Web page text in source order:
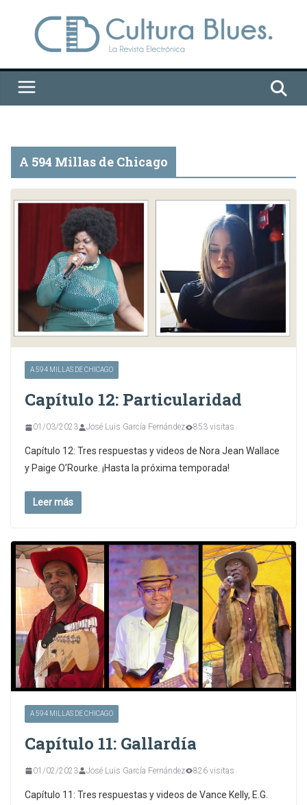
contenido
A 594 Millas de Chicago
A 594 MILLAS DE CHICAGO
Capítulo 12: Particularidad
01/03/2023 José Luis García Fernández 853 visitas
Capítulo 12: Tres respuestas y videos de Nora Jean Wallace
y Paige O’Rourke. ¡Hasta la próxima temporada!
Leer más
A 594 MILLAS DE CHICAGO
Capítulo 11: Gallardía
01/02/2023 José Luis García Fernández 826 visitas
Capítulo 11: Tres respuestas y videos de Vance Kelly, E.G.